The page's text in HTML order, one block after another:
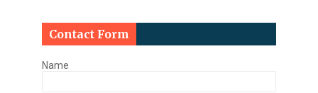
Contact Form
Name